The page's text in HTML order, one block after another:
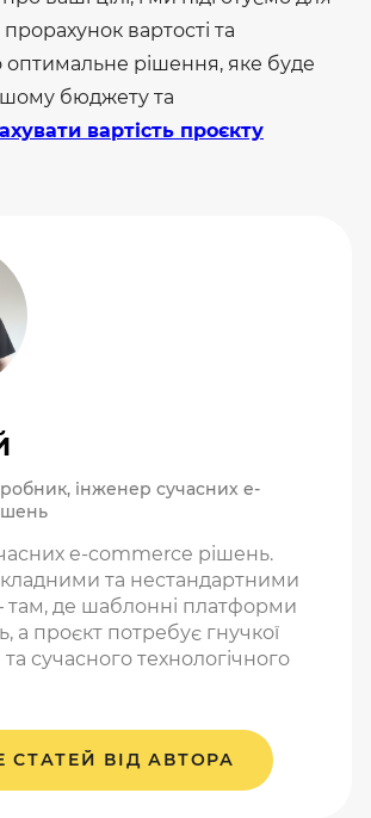
вартості та
рішення, яке буде
бюджету та
вартість проєкту
інженер сучасних e-
e-commerce рішень.
та нестандартними
де шаблонні платформи
а проєкт потребує гнучкої
та сучасного технологічного
СТАТЕЙ ВІД АВТОРА